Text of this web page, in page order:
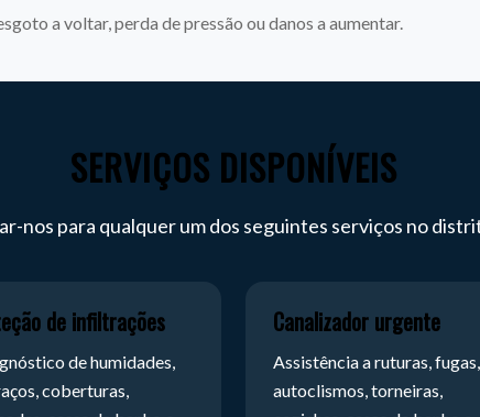
a voltar, perda de pressão ou danos a aumentar.
SERVIÇOS DISPONÍVEIS
nos para qualquer um dos seguintes serviços no
de infiltrações
de humidades,
coberturas,
Canalizador urgente
Assistência a ruturas, fugas,
autoclismos, torneiras,